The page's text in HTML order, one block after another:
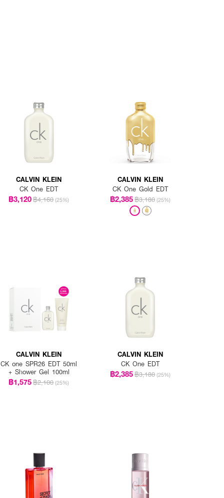
CALVIN KLEIN
CK One EDT
฿3,120฿4,160 (25%)
CALVIN KLEIN
CK One Gold EDT
฿2,385฿3,180 (25%)
CALVIN KLEIN
CK one SPR26 EDT 50ml
+ Shower Gel 100ml
฿1,575฿2,100 (25%)
CALVIN KLEIN
CK One EDT
฿2,385฿3,180 (25%)